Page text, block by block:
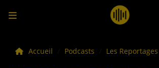
LES ACTUS
Accueil Podcasts Les Reportages